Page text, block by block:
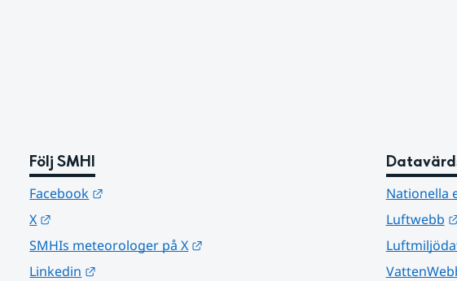
Följ SMHI
Facebook
X
SMHIs meteorologer på X
Linkedin
Nationella
Luftwebb